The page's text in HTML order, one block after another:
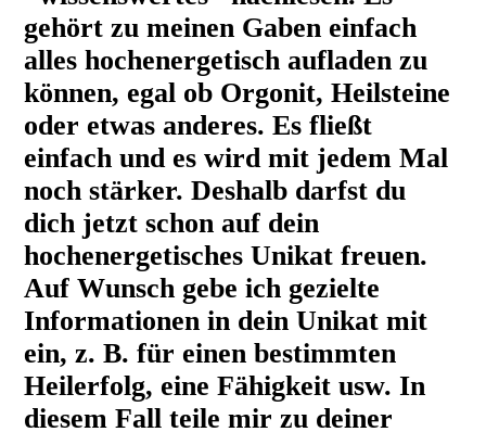
gehört zu meinen Gaben einfach
alles hochenergetisch aufladen zu
können, egal ob Orgonit, Heilsteine
oder etwas anderes. Es fließt
einfach und es wird mit jedem Mal
noch stärker. Deshalb darfst du
dich jetzt schon auf dein
hochenergetisches Unikat freuen.
Auf Wunsch gebe ich gezielte
Informationen in dein Unikat mit
ein, z. B. für einen bestimmten
Heilerfolg, eine Fähigkeit usw. In
diesem Fall teile mir zu deiner